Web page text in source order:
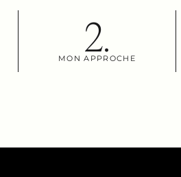
2.
MON APPROCHE